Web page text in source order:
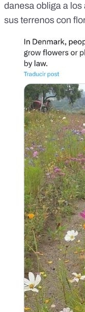
danesa obliga a
sus terrenos con